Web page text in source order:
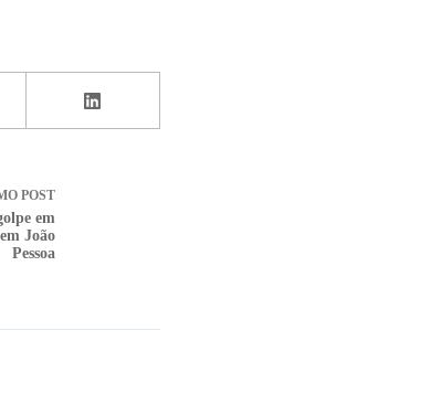
POST
em
João
Pessoa